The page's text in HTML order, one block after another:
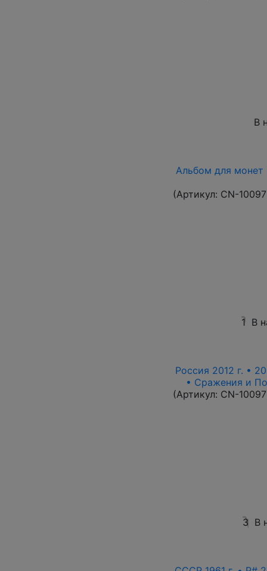
В
Альбом для монет
(Артикул: CN-
1 В
Россия 2012 г. •
• Сражения и
(Артикул: CN-10097
3 В